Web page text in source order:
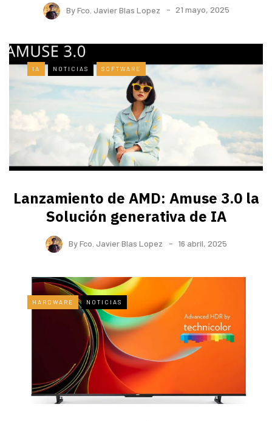
ByFco. Javier Blas Lopez 21 mayo, 2025
IA NOTICIAS SOFTWARE
Lanzamiento de AMD: Amuse 3.0 la
Solución generativa de IA
ByFco. Javier Blas Lopez 16 abril, 2025
HARDWARE NOTICIAS